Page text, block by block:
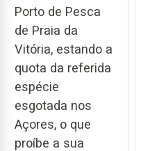
Porto de Pesca
de Praia da
Vitória, estando a
quota da referida
espécie
esgotada nos
Açores, o que
proíbe a sua